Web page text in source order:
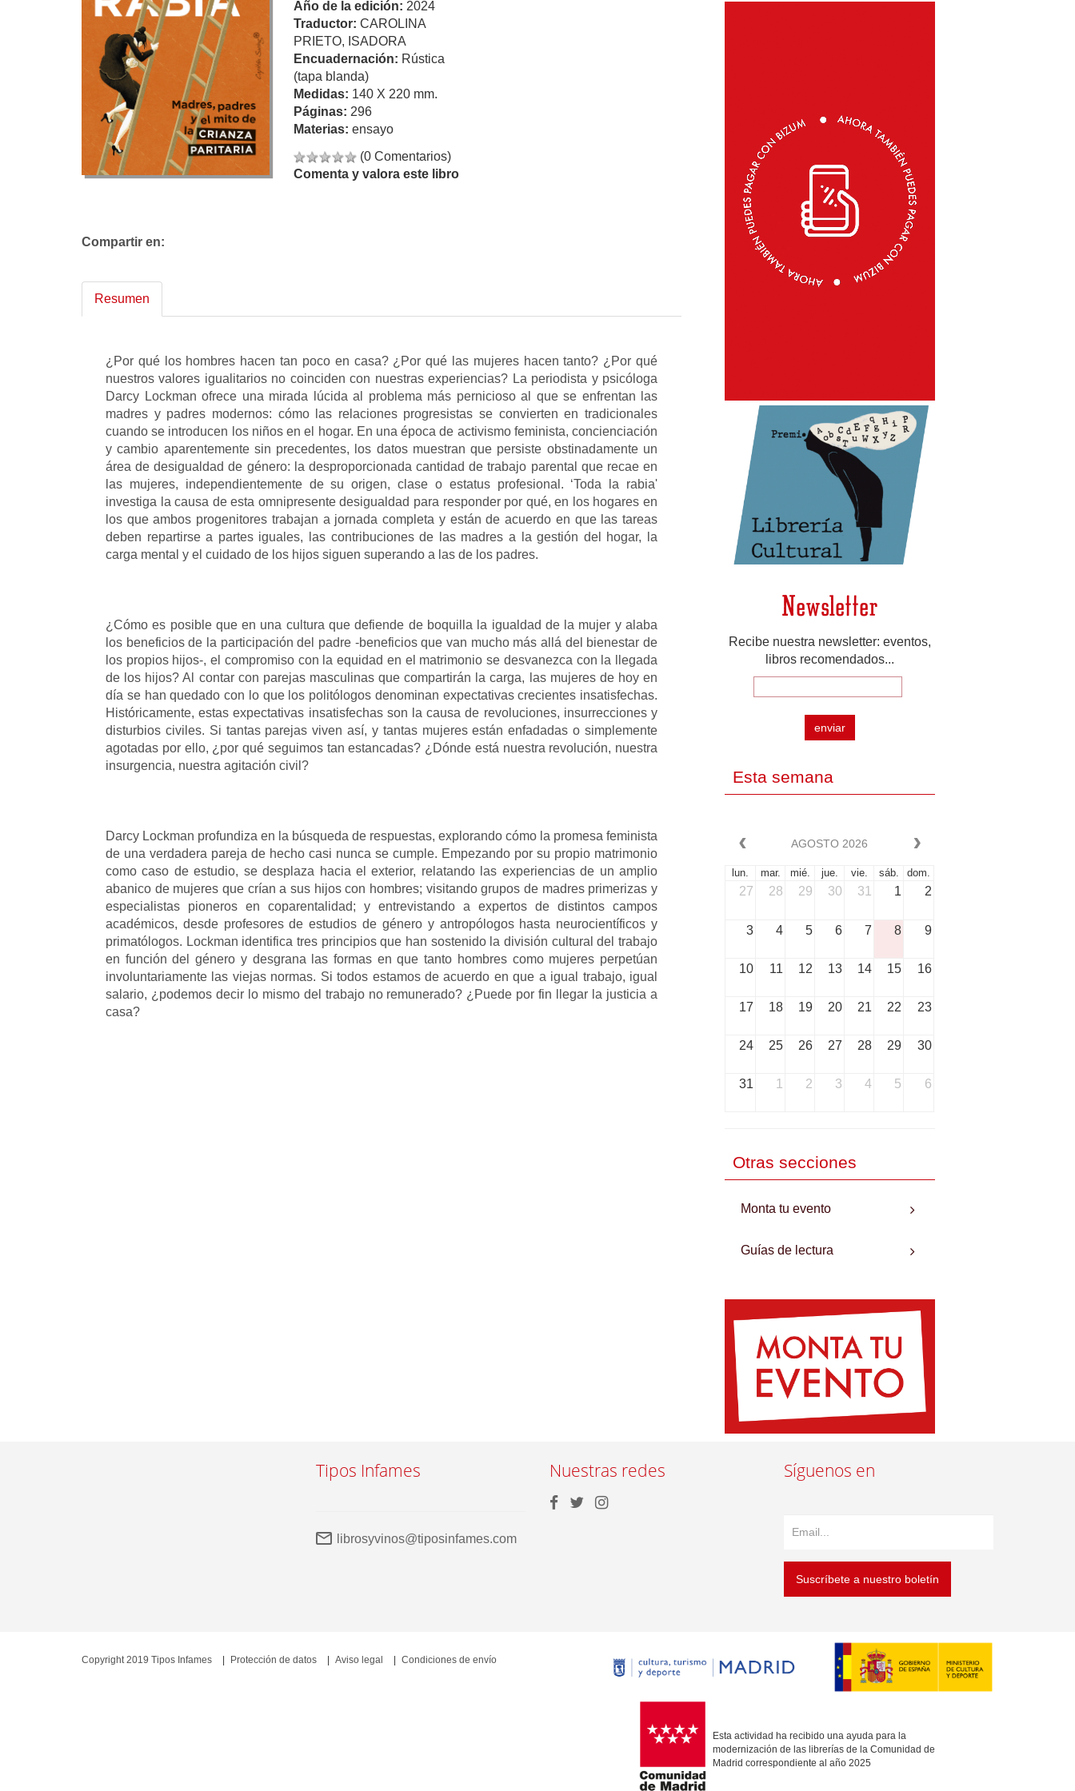
Año de la edición: 2024
Traductor: CAROLINA
PRIETO, ISADORA
Encuadernación: Rústica
(tapa blanda)
Medidas: 140 X 220 mm.
Páginas: 296
Materias: ensayo
(0 Comentarios)
Comenta y valora este libro
Compartir en:
Resumen
¿Por qué los hombres hacen tan poco en casa? ¿Por qué las mujeres hacen tanto? ¿Por qué
nuestros valores igualitarios no coinciden con nuestras experiencias? La periodista y psicóloga
Darcy Lockman ofrece una mirada lúcida al problema más pernicioso al que se enfrentan las
madres y padres modernos: cómo las relaciones progresistas se convierten en tradicionales
cuando se introducen los niños en el hogar. En una época de activismo feminista, concienciación
y cambio aparentemente sin precedentes, los datos muestran que persiste obstinadamente un
área de desigualdad de género: la desproporcionada cantidad de trabajo parental que recae en
las mujeres, independientemente de su origen, clase o estatus profesional. ‘Toda la rabia'
investiga la causa de esta omnipresente desigualdad para responder por qué, en los hogares en
los que ambos progenitores trabajan a jornada completa y están de acuerdo en que las tareas
deben repartirse a partes iguales, las contribuciones de las madres a la gestión del hogar, la
carga mental y el cuidado de los hijos siguen superando a las de los padres.
¿Cómo es posible que en una cultura que defiende de boquilla la igualdad de la mujer y alaba
los beneficios de la participación del padre -beneficios que van mucho más allá del bienestar de
los propios hijos-, el compromiso con la equidad en el matrimonio se desvanezca con la llegada
de los hijos? Al contar con parejas masculinas que compartirán la carga, las mujeres de hoy en
día se han quedado con lo que los politólogos denominan expectativas crecientes insatisfechas.
Históricamente, estas expectativas insatisfechas son la causa de revoluciones, insurrecciones y
disturbios civiles. Si tantas parejas viven así, y tantas mujeres están enfadadas o simplemente
agotadas por ello, ¿por qué seguimos tan estancadas? ¿Dónde está nuestra revolución, nuestra
insurgencia, nuestra agitación civil?
Darcy Lockman profundiza en la búsqueda de respuestas, explorando cómo la promesa feminista
de una verdadera pareja de hecho casi nunca se cumple. Empezando por su propio matrimonio
como caso de estudio, se desplaza hacia el exterior, relatando las experiencias de un amplio
abanico de mujeres que crían a sus hijos con hombres; visitando grupos de madres primerizas y
especialistas pioneros en coparentalidad; y entrevistando a expertos de distintos campos
académicos, desde profesores de estudios de género y antropólogos hasta neurocientíficos y
primatólogos. Lockman identifica tres principios que han sostenido la división cultural del trabajo
en función del género y desgrana las formas en que tanto hombres como mujeres perpetúan
involuntariamente las viejas normas. Si todos estamos de acuerdo en que a igual trabajo, igual
salario, ¿podemos decir lo mismo del trabajo no remunerado? ¿Puede por fin llegar la justicia a
casa?
Newsletter
Recibe nuestra newsletter: eventos,
libros recomendados...
enviar
Esta semana
AGOSTO 2026
lun. mar. mié. jue. vie. sáb. dom.
27 28 29 30 31 1 2
3 4 5 6 7 8 9
10 11 12 13 14 15 16
17 18 19 20 21 22 23
24 25 26 27 28 29 30
31 1 2 3 4 5 6
Otras secciones
Monta tu evento
Guías de lectura
Tipos Infames
librosyvinos@tiposinfames.com
Nuestras redes Síguenos en
Suscríbete a nuestro boletín
Esta actividad ha recibido una ayuda para la
modernización de las librerías de la Comunidad de
Madrid correspondiente al año 2025
Copyright 2019 Tipos Infames Protección de datos Aviso legal Condiciones de envío